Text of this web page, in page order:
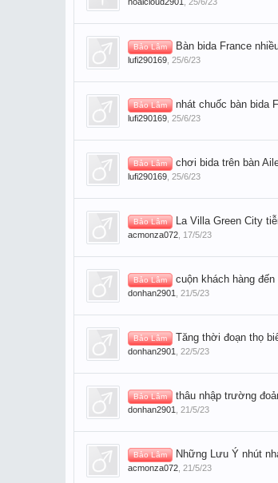
Bảo Lâm Bàn bida France
lufi290169 25/6/23
Bảo Lâm nhát chuốc bàn bida
lufi290169 25/6/23
Bảo Lâm chơi bida trên bàn
lufi290169 25/6/23
Bảo Lâm La Villa Green City
acmonza072 17/5/23
Bảo Lâm cuộn khách hàng đến
donhan2901 21/5/23
Bảo Lâm Tăng thời đoạn thọ
donhan2901 22/5/23
Bảo Lâm thâu nhập trường
donhan2901 21/5/23
Bảo Lâm Những Lưu Ý nhút
acmonza072 21/5/23